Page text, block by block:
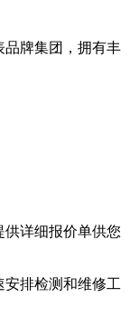
品牌集团，拥有丰
详细报价单供您
排检测和维修工